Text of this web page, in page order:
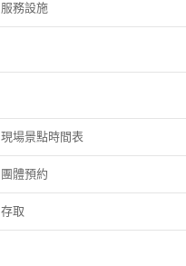
服務設施
現場景點時間表
團體預約
存取